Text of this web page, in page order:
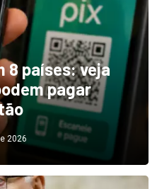
8 países: veja
pagar
2026